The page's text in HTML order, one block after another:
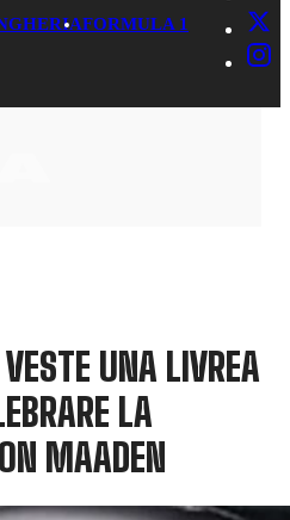
FORMULA 1
UNA LIVREA
LA
MAADEN